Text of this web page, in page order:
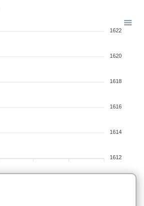
1622
1620
1618
1616
1614
1612